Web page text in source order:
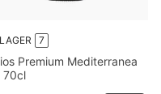
7
Premium Mediterranea
70cl